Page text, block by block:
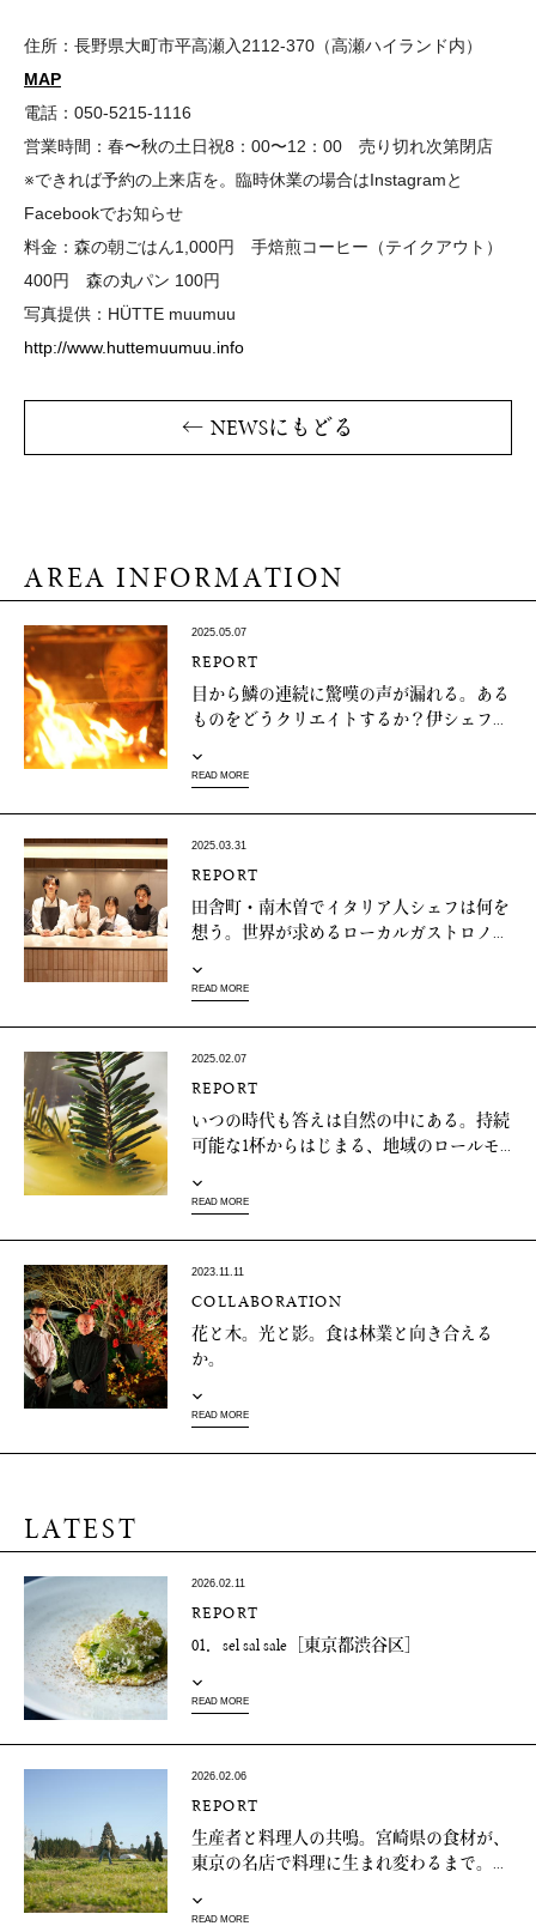
住所：長野県大町市平高瀬入2112-370（高瀬ハイランド内）
MAP
電話：050-5215-1116
営業時間：春〜秋の土日祝8：00〜12：00 売り切れ次第閉店
※できれば予約の上来店を。臨時休業の場合はInstagramと
Facebookでお知らせ
料金：森の朝ごはん1,000円 手焙煎コーヒー（テイクアウト）
400円 森の丸パン 100円
写真提供：HÜTTE muumuu
http://www.huttemuumuu.info
← NEWSにもどる
AREA INFORMATION
2025.05.07
REPORT
目から鱗の連続に驚嘆の声が漏れる。ある
ものをどうクリエイトするか？伊シェフ...
READ MORE
2025.03.31
REPORT
田舎町・南木曽でイタリア人シェフは何を
想う。世界が求めるローカルガストロノ...
READ MORE
2025.02.07
REPORT
いつの時代も答えは自然の中にある。持続
可能な1杯からはじまる、地域のロールモ...
READ MORE
2023.11.11
COLLABORATION
花と木。光と影。食は林業と向き合える
か。
READ MORE
LATEST
2026.02.11
REPORT
01．sel sal sale［東京都渋谷区］
READ MORE
2026.02.06
REPORT
生産者と料理人の共鳴。宮崎県の食材が、
東京の名店で料理に生まれ変わるまで。...
READ MORE